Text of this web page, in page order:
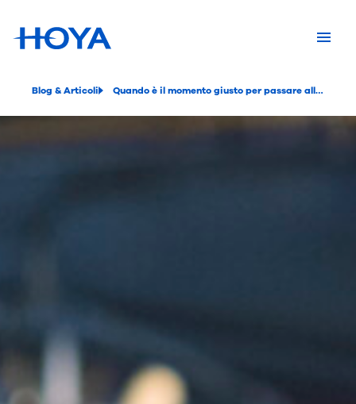
Blog & Articoli Quando è il momento giusto per passare alle lenti progressive